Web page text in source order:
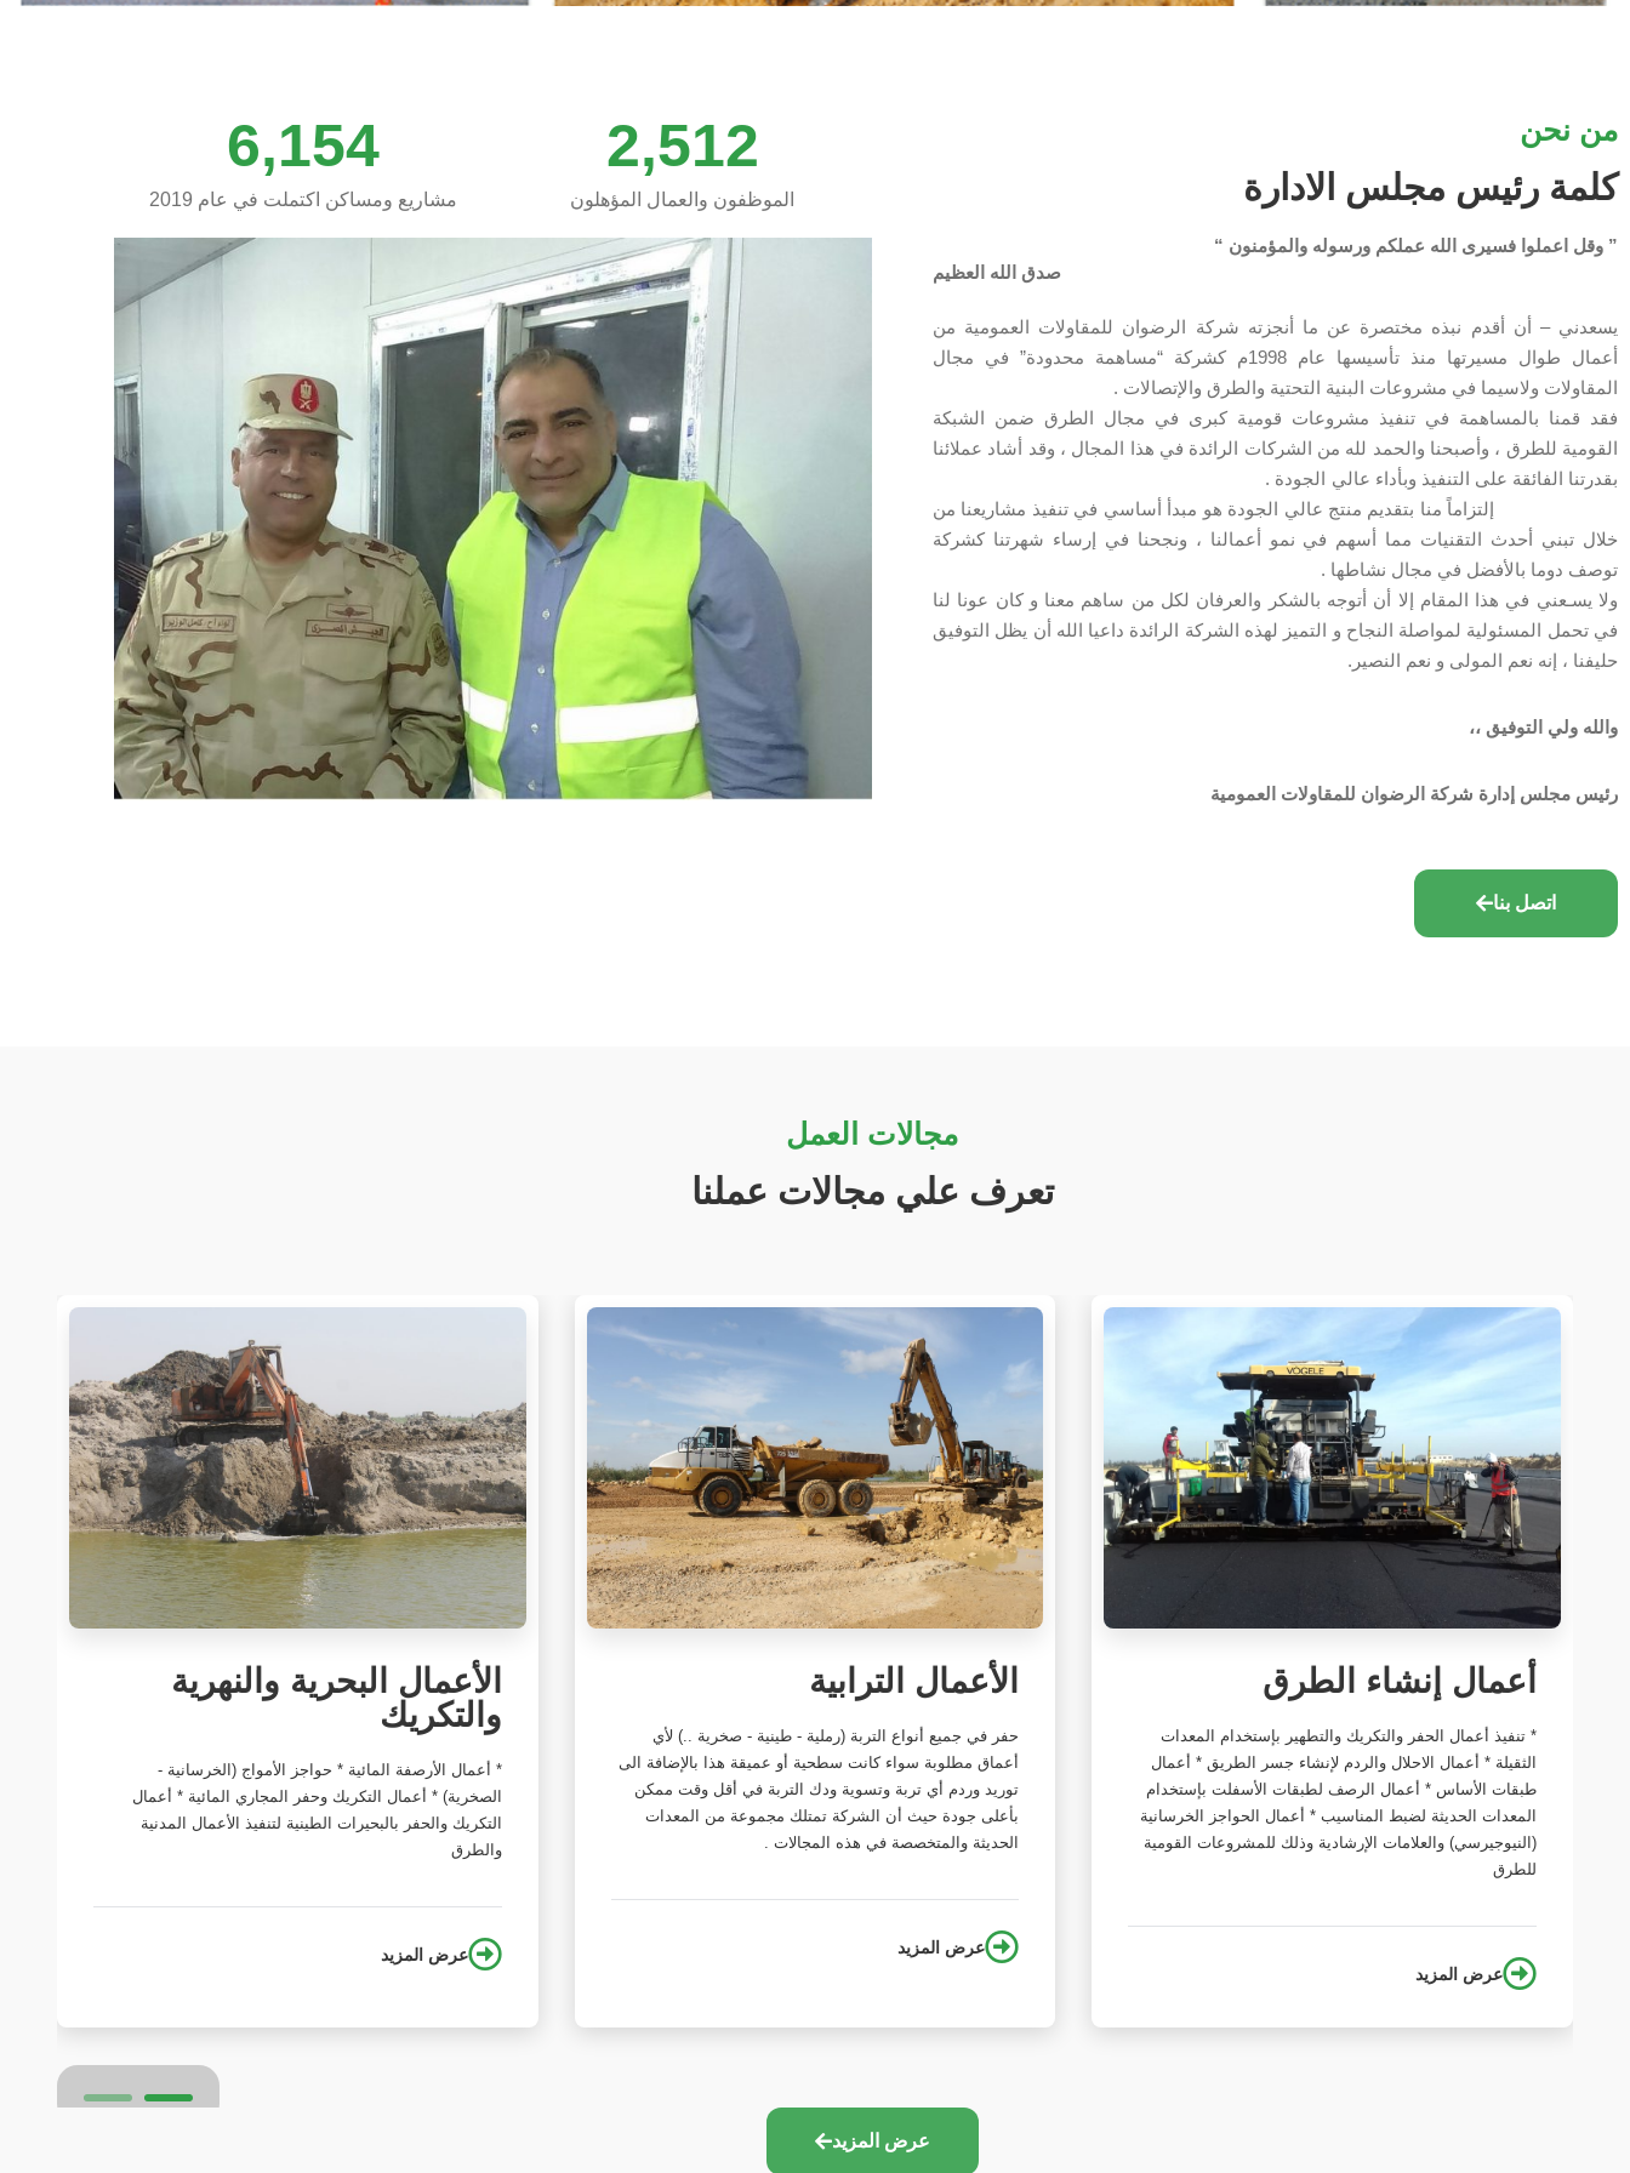
من نحن
كلمة رئيس مجلس الادارة
” وقل اعملوا فسيرى الله عملكم ورسوله والمؤمنون “
صدق الله العظيم
يسعدني – أن أقدم نبذه مختصرة عن ما أنجزته شركة الرضوان للمقاولات العمومية من
أعمال طوال مسيرتها منذ تأسيسها عام 1998م كشركة “مساهمة محدودة” في مجال
المقاولات ولاسيما في مشروعات البنية التحتية والطرق والإتصالات .
فقد قمنا بالمساهمة في تنفيذ مشروعات قومية كبرى في مجال الطرق ضمن الشبكة
القومية للطرق ، وأصبحنا والحمد لله من الشركات الرائدة في هذا المجال ، وقد أشاد عملائنا
بقدرتنا الفائقة على التنفيذ وبأداء عالي الجودة .
إلتزاماً منا بتقديم منتج عالي الجودة هو مبدأ أساسي في تنفيذ مشاريعنا من
خلال تبني أحدث التقنيات مما أسهم في نمو أعمالنا ، ونجحنا في إرساء شهرتنا كشركة
توصف دوما بالأفضل في مجال نشاطها .
ولا يسـعني في هذا المقام إلا أن أتوجه بالشكر والعرفان لكل من ساهم معنا و كان عونا لنا
في تحمل المسئولية لمواصلة النجاح و التميز لهذه الشركة الرائدة داعيا الله أن يظل التوفيق
حليفنا ، إنه نعم المولى و نعم النصير.
والله ولي التوفيق ،،
رئيس مجلس إدارة شركة الرضوان للمقاولات العمومية
اتصل بنا
الموظفون والعمال المؤهلون
2,512
مشاريع ومساكن اكتملت في عام 2019
6,154
مجالات العمل
تعرف علي مجالات عملنا
أعمال إنشاء الطرق
* تنفيذ أعمال الحفر والتكريك والتطهير بإستخدام المعدات
الثقيلة * أعمال الاحلال والردم لإنشاء جسر الطريق * أعمال
طبقات الأساس * أعمال الرصف لطبقات الأسفلت بإستخدام
المعدات الحديثة لضبط المناسيب * أعمال الحواجز الخرسانية
(النيوجيرسي) والعلامات الإرشادية وذلك للمشروعات القومية
للطرق
عرض المزيد
الأعمال الترابية
حفر في جميع أنواع التربة (رملية - طينية - صخرية ..) لأي
أعماق مطلوبة سواء كانت سطحية أو عميقة هذا بالإضافة الى
توريد وردم أي تربة وتسوية ودك التربة في أقل وقت ممكن
بأعلى جودة حيث أن الشركة تمتلك مجموعة من المعدات
الحديثة والمتخصصة في هذه المجالات .
عرض المزيد
الأعمال البحرية والنهرية
والتكريك
* أعمال الأرصفة المائية * حواجز الأمواج (الخرسانية -
الصخرية) * أعمال التكريك وحفر المجاري المائية * أعمال
التكريك والحفر بالبحيرات الطينية لتنفيذ الأعمال المدنية
والطرق
عرض المزيد
عرض المزيد